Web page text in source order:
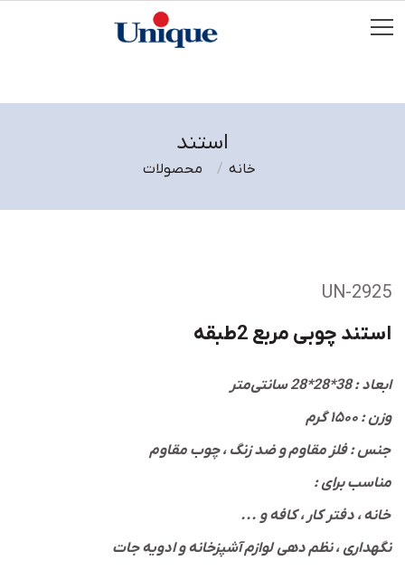
استند
محصولات خانه
UN-2925
استند چوبی مربع 2طبقه
ابعاد : 38*28*28 سانتی‌متر
وزن : ۱۵۰۰ گرم
جنس : فلز مقاوم و ضد زنگ ، چوب مقاوم
: مناسب برای
... خانه ، دفتر کار ، کافه و
نگهداری ، نظم دهی لوازم آشپزخانه و ادویه جات